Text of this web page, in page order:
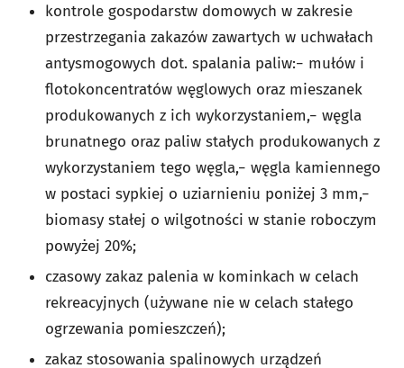
kontrole gospodarstw domowych w zakresie
przestrzegania zakazów zawartych w uchwałach
antysmogowych dot. spalania paliw:− mułów i
flotokoncentratów węglowych oraz mieszanek
produkowanych z ich wykorzystaniem,− węgla
brunatnego oraz paliw stałych produkowanych z
wykorzystaniem tego węgla,− węgla kamiennego
w postaci sypkiej o uziarnieniu poniżej 3 mm,−
biomasy stałej o wilgotności w stanie roboczym
powyżej 20%;
czasowy zakaz palenia w kominkach w celach
rekreacyjnych (używane nie w celach stałego
ogrzewania pomieszczeń);
zakaz stosowania spalinowych urządzeń